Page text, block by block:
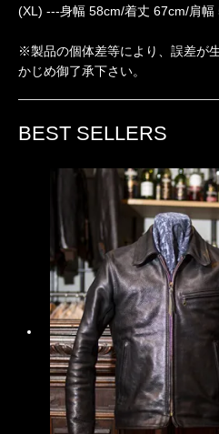
(XL) ---身幅 58cm/着丈 67cm/肩幅
※製品の個体差等により、誤差が
かじめ御了承下さい。
BEST SELLERS